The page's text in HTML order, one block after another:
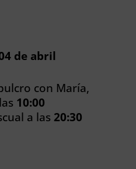
de abril
con María,
10:00
a las 20:30